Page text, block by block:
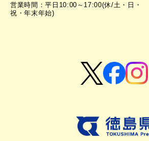
営業時間：平日10:00～17:00(休/土・日・
祝・年末年始)